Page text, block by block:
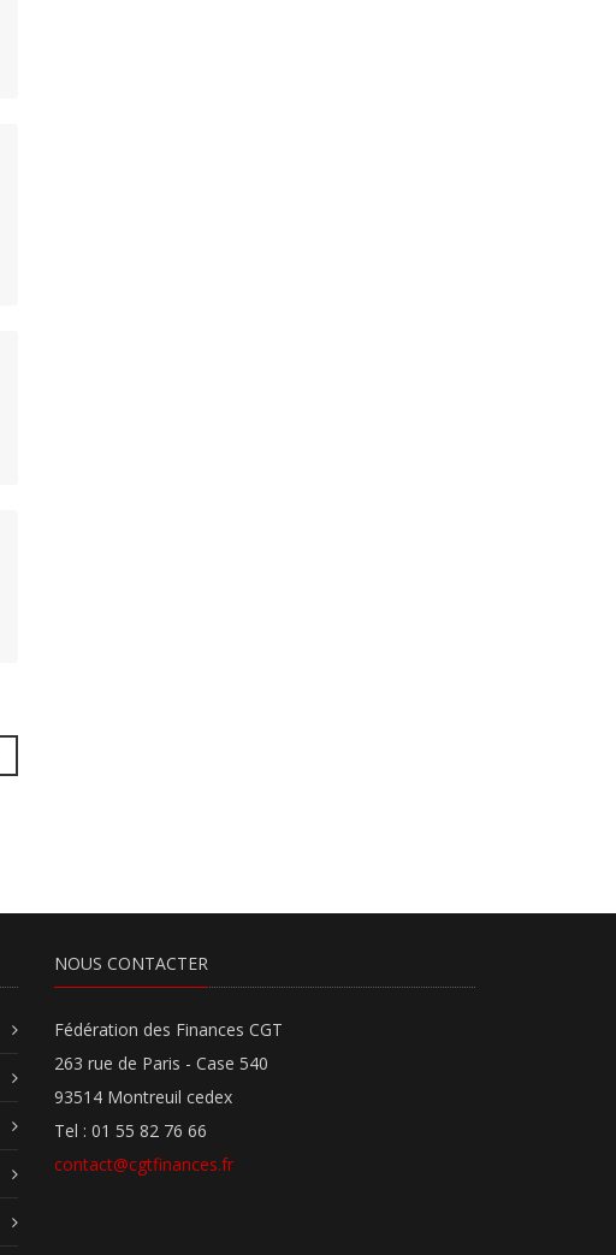
NOUS CONTACTER
Fédération des Finances CGT
263 rue de Paris - Case 540
93514 Montreuil cedex
Tel : 01 55 82 76 66
contact@cgtfinances.fr